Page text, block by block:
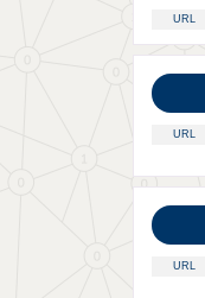
URL
URL
URL